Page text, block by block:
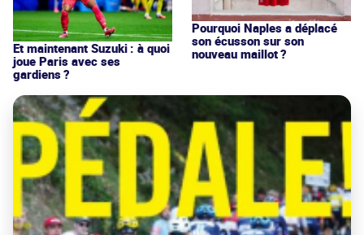
Et maintenant Suzuki : à quoi
joue Paris avec ses
gardiens ?
Pourquoi Naples a déplacé
son écusson sur son
nouveau maillot ?